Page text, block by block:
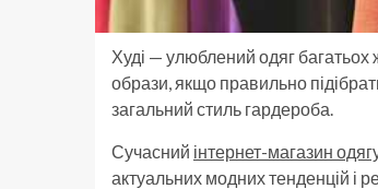
Худі — улюблений одяг багатьох
образи, якщо правильно
загальний стиль гардероба.
Сучасний інтернет-магазин
актуальних модних тенденцій і